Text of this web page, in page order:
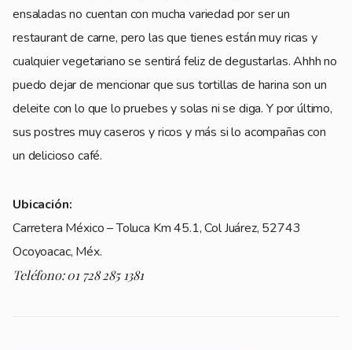
ensaladas no cuentan con mucha variedad por ser un
restaurant de carne, pero las que tienes están muy ricas y
cualquier vegetariano se sentirá feliz de degustarlas. Ahhh no
puedo dejar de mencionar que sus tortillas de harina son un
deleite con lo que lo pruebes y solas ni se diga. Y por último,
sus postres muy caseros y ricos y más si lo acompañas con
un delicioso café.
Ubicación:
Carretera México – Toluca Km 45.1, Col Juárez, 52743
Ocoyoacac, Méx.
Teléfono: 01 728 285 1381